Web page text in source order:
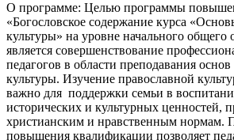
О программе: Целью программы
«Богословское содержание курса
культуры» на уровне начального общего
является совершенствование
педагогов в области преподавания
культуры. Изучение православной
важно для поддержки семьи в
исторических и культурных ценностей,
христианским и нравственным нормам.
повышения квалификации позволяет